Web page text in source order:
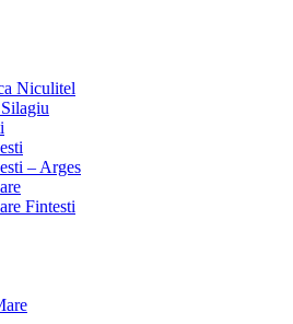
Niculitel
– Arges
Fintesti